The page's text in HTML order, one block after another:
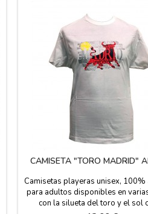
CAMISETA "TORO MADRID"
Camisetas playeras unisex,
para adultos disponibles en
con la silueta del toro y el sol